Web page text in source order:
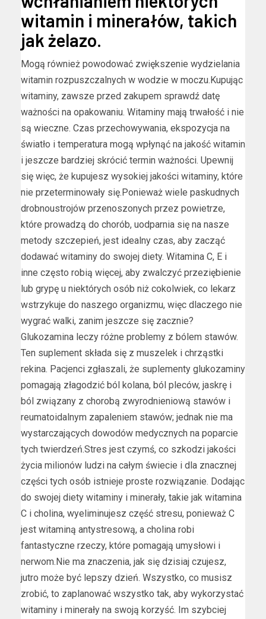
witamin i minerałów, takich
jak żelazo.
Mogą również powodować zwiększenie wydzielania
witamin rozpuszczalnych w wodzie w moczu.Kupując
witaminy, zawsze przed zakupem sprawdź datę
ważności na opakowaniu. Witaminy mają trwałość i nie
są wieczne. Czas przechowywania, ekspozycja na
światło i temperatura mogą wpłynąć na jakość witamin
i jeszcze bardziej skrócić termin ważności. Upewnij
się więc, że kupujesz wysokiej jakości witaminy, które
nie przeterminowały się.Ponieważ wiele paskudnych
drobnoustrojów przenoszonych przez powietrze,
które prowadzą do chorób, uodparnia się na nasze
metody szczepień, jest idealny czas, aby zacząć
dodawać witaminy do swojej diety. Witamina C, E i
inne często robią więcej, aby zwalczyć przeziębienie
lub grypę u niektórych osób niż cokolwiek, co lekarz
wstrzykuje do naszego organizmu, więc dlaczego nie
wygrać walki, zanim jeszcze się zacznie?
Glukozamina leczy różne problemy z bólem stawów.
Ten suplement składa się z muszelek i chrząstki
rekina. Pacjenci zgłaszali, że suplementy glukozaminy
pomagają złagodzić ból kolana, ból pleców, jaskrę i
ból związany z chorobą zwyrodnieniową stawów i
reumatoidalnym zapaleniem stawów; jednak nie ma
wystarczających dowodów medycznych na poparcie
tych twierdzeń.Stres jest czymś, co szkodzi jakości
życia milionów ludzi na całym świecie i dla znacznej
części tych osób istnieje proste rozwiązanie. Dodając
do swojej diety witaminy i minerały, takie jak witamina
C i cholina, wyeliminujesz część stresu, ponieważ C
jest witaminą antystresową, a cholina robi
fantastyczne rzeczy, które pomagają umysłowi i
nerwom.Nie ma znaczenia, jak się dzisiaj czujesz,
jutro może być lepszy dzień. Wszystko, co musisz
zrobić, to zaplanować wszystko tak, aby wykorzystać
witaminy i minerały na swoją korzyść. Im szybciej